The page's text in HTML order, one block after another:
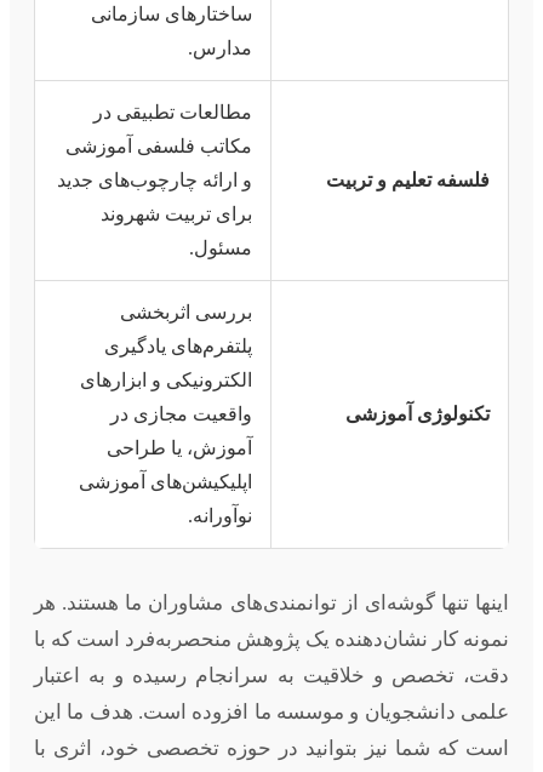
ساختارهای سازمانی
مدارس.
فلسفه تعلیم و تربیت
مطالعات تطبیقی در
مکاتب فلسفی آموزشی
و ارائه چارچوب‌های جدید
برای تربیت شهروند
مسئول.
تکنولوژی آموزشی
بررسی اثربخشی
پلتفرم‌های یادگیری
الکترونیکی و ابزارهای
واقعیت مجازی در
آموزش، یا طراحی
اپلیکیشن‌های آموزشی
نوآورانه.
اینها تنها گوشه‌ای از توانمندی‌های مشاوران ما هستند. هر
نمونه کار نشان‌دهنده یک پژوهش منحصربه‌فرد است که با
دقت، تخصص و خلاقیت به سرانجام رسیده و به اعتبار
علمی دانشجویان و موسسه ما افزوده است. هدف ما این
است که شما نیز بتوانید در حوزه تخصصی خود، اثری با